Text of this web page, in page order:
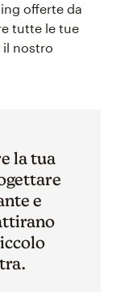
offerte da
tutte le tue
il nostro
la tua
e